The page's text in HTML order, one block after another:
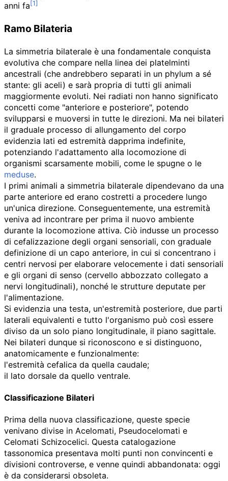
anni fa
Ramo Bilateria
La simmetria bilaterale è una fondamentale conquista
evolutiva che compare nella linea dei platelminti
ancestrali (che andrebbero separati in un phylum a sé
stante: gli aceli) e sarà propria di tutti gli animali
maggiormente evoluti. Nei radiati non hanno significato
concetti come "anteriore e posteriore", potendo
svilupparsi e muoversi in tutte le direzioni. Ma nei bilateri
il graduale processo di allungamento del corpo
evidenzia lati ed estremità dapprima indefinite,
potenziando l'adattamento alla locomozione di
organismi scarsamente mobili, come le spugne o le
meduse.
I primi animali a simmetria bilaterale dipendevano da una
parte anteriore ed erano costretti a procedere lungo
un'unica direzione. Conseguentemente, una estremità
veniva ad incontrare per prima il nuovo ambiente
durante la locomozione attiva. Ciò indusse un processo
di cefalizzazione degli organi sensoriali, con graduale
definizione di un capo anteriore, in cui si concentrano i
centri nervosi per elaborare velocemente i dati sensoriali
e gli organi di senso (cervello abbozzato collegato a
nervi longitudinali), nonché le strutture deputate per
l'alimentazione.
Si evidenzia una testa, un'estremità posteriore, due parti
laterali equivalenti e tutto l'organismo può così essere
diviso da un solo piano longitudinale, il piano sagittale.
Nei bilateri dunque si riconoscono e si distinguono,
anatomicamente e funzionalmente:
l'estremità cefalica da quella caudale;
il lato dorsale da quello ventrale.
Classificazione Bilateri
Prima della nuova classificazione, queste specie
venivano divise in Acelomati, Pseudocelomati e
Celomati Schizocelici. Questa catalogazione
tassonomica presentava molti punti non convincenti e
divisioni controverse, e venne quindi abbandonata: oggi
è da considerarsi obsoleta.